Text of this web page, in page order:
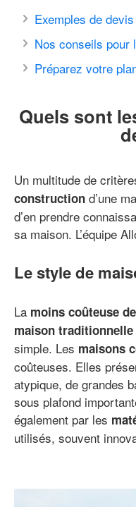
Exemples de devis
Nos conseils pour
Préparez votre
Quels sont
Un multitude de
construction d’une
d’en prendre
sa maison. L’équipe
Le style de
La moins coûteuse
maison traditionnelle
simple. Les maisons
coûteuses. Elles
atypique, de grandes
sous plafond
également par les
utilisés, souvent